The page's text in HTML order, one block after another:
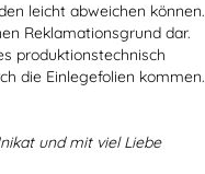
leicht abweichen können.
Reklamationsgrund dar.
produktionstechnisch
die Einlegefolien kommen.
und mit viel Liebe